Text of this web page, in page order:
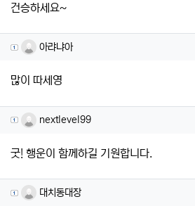
건승하세요~
아랴냐아님의 댓글
아랴냐아
많이 따세영
nextlevel99님의 댓글
nextlevel99
굿! 행운이 함께하길 기원합니다.
대치동대장님의 댓글
대치동대장